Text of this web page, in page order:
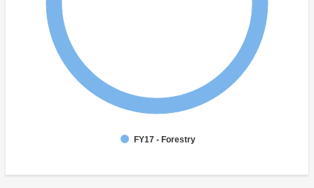
FY17 - Forestry